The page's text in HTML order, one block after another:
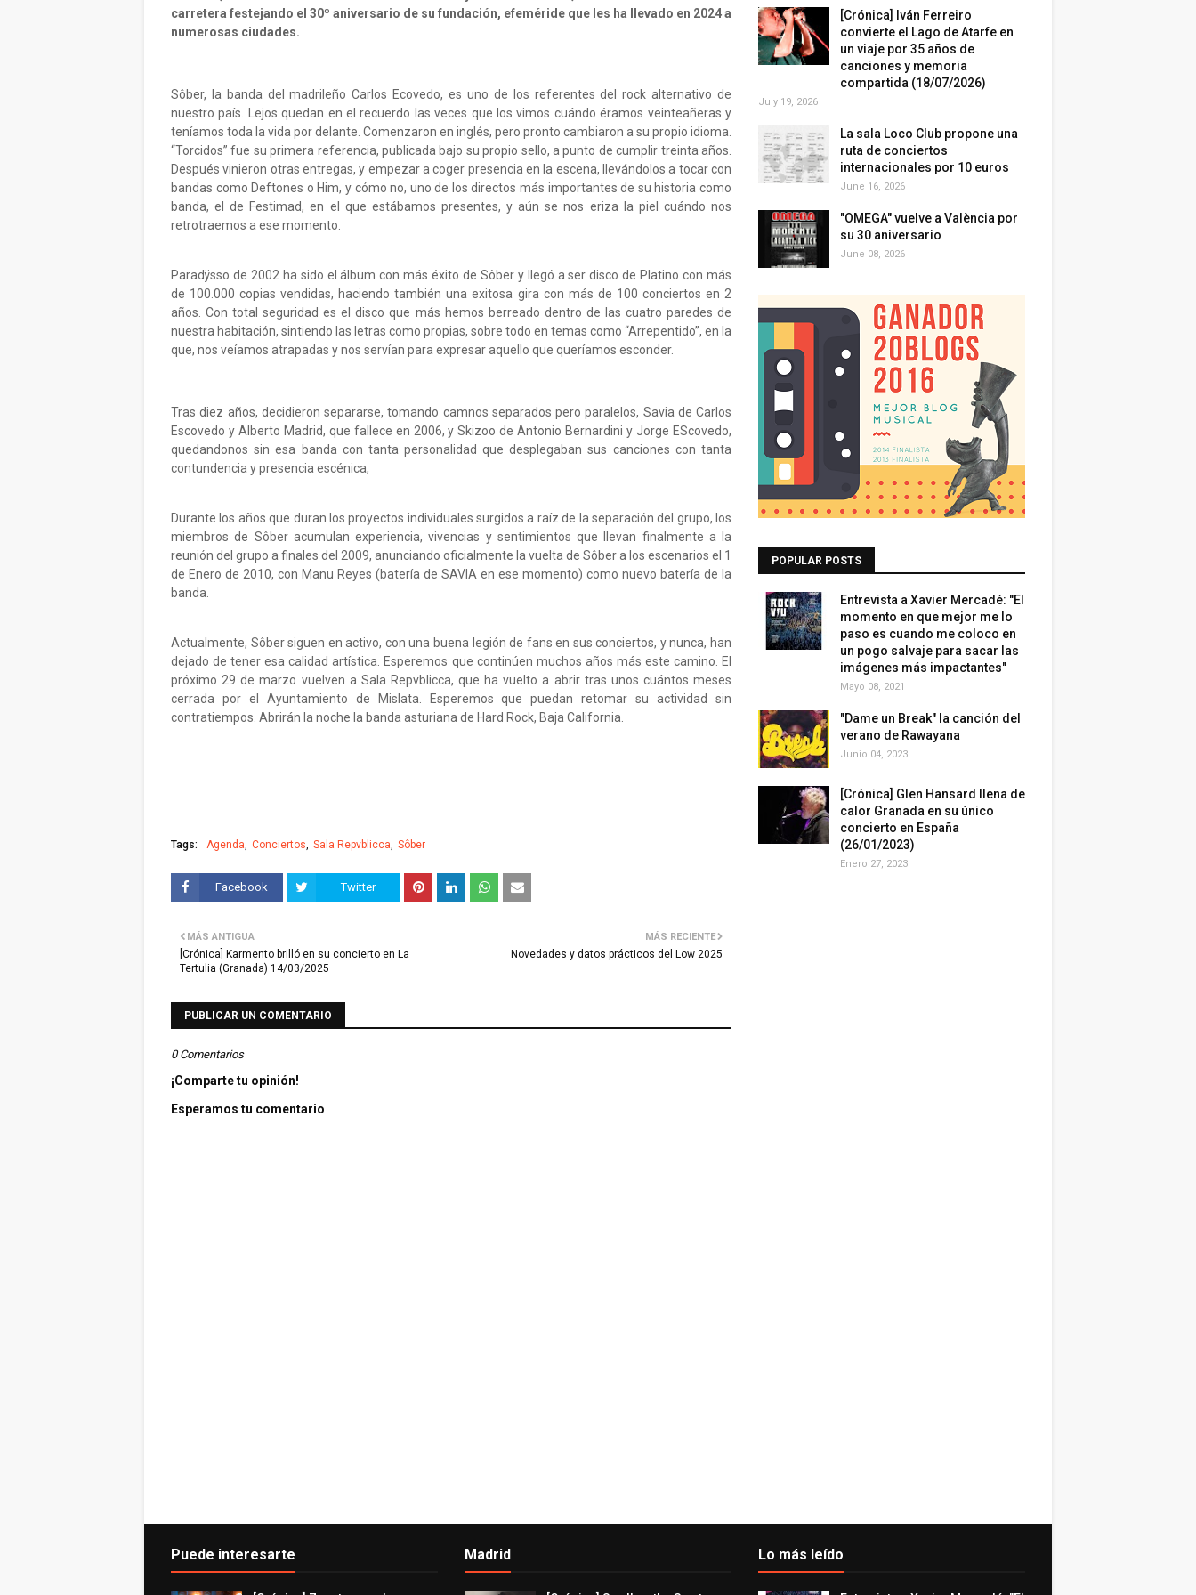
carretera festejando el 30º aniversario de su fundación, efeméride que les ha llevado en 2024 a
numerosas ciudades.
Sôber, la banda del madrileño Carlos Ecovedo, es uno de los referentes del rock alternativo de
nuestro país. Lejos quedan en el recuerdo las veces que los vimos cuándo éramos veinteañeras y
teníamos toda la vida por delante. Comenzaron en inglés, pero pronto cambiaron a su propio idioma.
“Torcidos” fue su primera referencia, publicada bajo su propio sello, a punto de cumplir treinta años.
Después vinieron otras entregas, y empezar a coger presencia en la escena, llevándolos a tocar con
bandas como Deftones o Him, y cómo no, uno de los directos más importantes de su historia como
banda, el de Festimad, en el que estábamos presentes, y aún se nos eriza la piel cuándo nos
retrotraemos a ese momento.
Paradÿsso de 2002 ha sido el álbum con más éxito de Sôber y llegó a ser disco de Platino con más
de 100.000 copias vendidas, haciendo también una exitosa gira con más de 100 conciertos en 2
años. Con total seguridad es el disco que más hemos berreado dentro de las cuatro paredes de
nuestra habitación, sintiendo las letras como propias, sobre todo en temas como “Arrepentido”, en la
que, nos veíamos atrapadas y nos servían para expresar aquello que queríamos esconder.
Tras diez años, decidieron separarse, tomando camnos separados pero paralelos, Savia de Carlos
Escovedo y Alberto Madrid, que fallece en 2006, y Skizoo de Antonio Bernardini y Jorge EScovedo,
quedandonos sin esa banda con tanta personalidad que desplegaban sus canciones con tanta
contundencia y presencia escénica,
Durante los años que duran los proyectos individuales surgidos a raíz de la separación del grupo, los
miembros de Sôber acumulan experiencia, vivencias y sentimientos que llevan finalmente a la
reunión del grupo a finales del 2009, anunciando oficialmente la vuelta de Sôber a los escenarios el 1
de Enero de 2010, con Manu Reyes (batería de SAVIA en ese momento) como nuevo batería de la
banda.
Actualmente, Sôber siguen en activo, con una buena legión de fans en sus conciertos, y nunca, han
dejado de tener esa calidad artística. Esperemos que continúen muchos años más este camino. El
próximo 29 de marzo vuelven a Sala Repvblicca, que ha vuelto a abrir tras unos cuántos meses
cerrada por el Ayuntamiento de Mislata. Esperemos que puedan retomar su actividad sin
contratiempos. Abrirán la noche la banda asturiana de Hard Rock, Baja California.
Tags: Agenda Conciertos Sala Repvblicca Sôber
Facebook Twitter
MÁS RECIENTE
Novedades y datos prácticos del Low 2025
MÁS ANTIGUA
[Crónica] Karmento brilló en su concierto en La
Tertulia (Granada) 14/03/2025
PUBLICAR UN COMENTARIO
0 Comentarios
¡Comparte tu opinión!
Esperamos tu comentario
[Crónica] Iván Ferreiro
convierte el Lago de Atarfe en
un viaje por 35 años de
canciones y memoria
compartida (18/07/2026)
July 19, 2026
La sala Loco Club propone una
ruta de conciertos
internacionales por 10 euros
June 16, 2026
"OMEGA" vuelve a València por
su 30 aniversario
June 08, 2026
POPULAR POSTS
Entrevista a Xavier Mercadé: "El
momento en que mejor me lo
paso es cuando me coloco en
un pogo salvaje para sacar las
imágenes más impactantes"
Mayo 08, 2021
"Dame un Break" la canción del
verano de Rawayana
Junio 04, 2023
[Crónica] Glen Hansard llena de
calor Granada en su único
concierto en España
(26/01/2023)
Enero 27, 2023
Puede interesarte Madrid Lo más leído